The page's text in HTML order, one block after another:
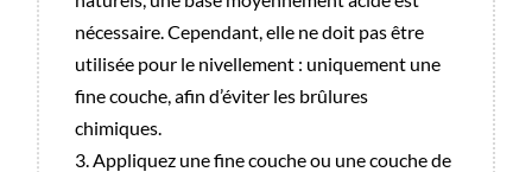
nécessaire. Cependant, elle ne doit pas être
utilisée pour le nivellement : uniquement une
fine couche, afin d’éviter les brûlures
chimiques.
3. Appliquez une fine couche ou une couche de